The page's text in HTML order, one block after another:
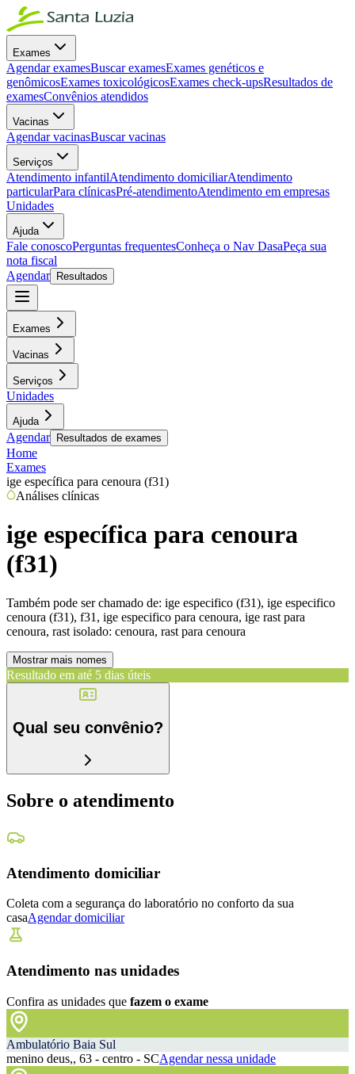
Exames
Agendar examesBuscar examesExames genéticos e
genômicosExames toxicológicosExames check-upsResultados de
examesConvênios atendidos
Vacinas
Agendar vacinasBuscar vacinas
Serviços
Atendimento infantilAtendimento domiciliarAtendimento
particularPara clínicasPré-atendimentoAtendimento em empresas
Unidades
Ajuda
Fale conoscoPerguntas frequentesConheça o Nav DasaPeça sua
nota fiscal
Agendar
Resultados
Exames
Vacinas
Serviços
Unidades
Ajuda
Agendar Resultados de exames
Home
Exames
ige específica para cenoura (f31)
Análises clínicas
ige específica para cenoura
(f31)
Também pode ser chamado de: ige especifico (f31), ige especifico
cenoura (f31), f31, ige especifico para cenoura, ige rast para
cenoura, rast isolado: cenoura, rast para cenoura
Mostrar mais nomes
Resultado em até 5 dias úteis
Qual seu convênio?
Sobre o atendimento
Atendimento domiciliar
Coleta com a segurança do laboratório no conforto da sua
casaAgendar domiciliar
Atendimento nas unidades
Confira as unidades que fazem o exame
Ambulatório Baia Sul
menino deus,, 63 - centro - SCAgendar nessa unidade